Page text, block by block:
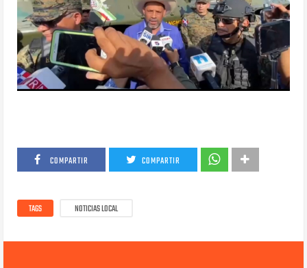
COMPARTIR COMPARTIR
TAGS NOTICIAS LOCAL